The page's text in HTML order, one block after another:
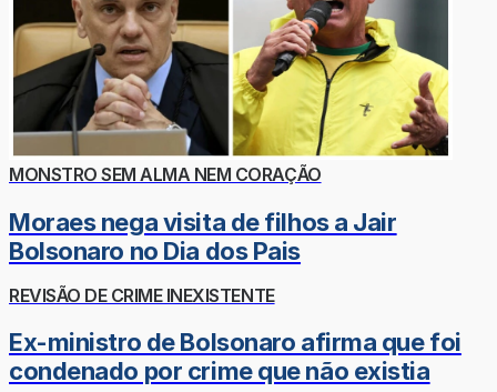
MONSTRO SEM ALMA NEM CORAÇÃO
Moraes nega visita de filhos a Jair
Bolsonaro no Dia dos Pais
REVISÃO DE CRIME INEXISTENTE
Ex-ministro de Bolsonaro afirma que foi
condenado por crime que não existia